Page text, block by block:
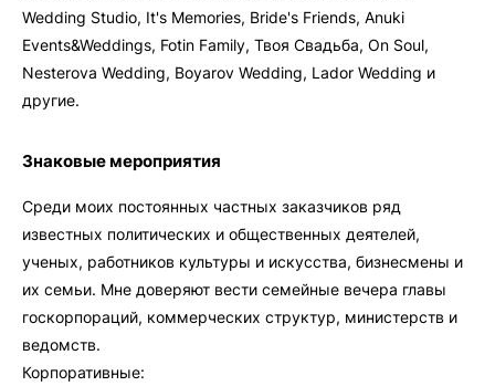
Wedding Studio, It's Memories, Bride's Friends, Anuki
Events&Weddings, Fotin Family, Твоя Свадьба, On Soul,
Nesterova Wedding, Boyarov Wedding, Lador Wedding и
другие.
Знаковые мероприятия
Среди моих постоянных частных заказчиков ряд
известных политических и общественных деятелей,
ученых, работников культуры и искусства, бизнесмены и
их семьи. Мне доверяют вести семейные вечера главы
госкорпораций, коммерческих структур, министерств и
ведомств.
Корпоративные: